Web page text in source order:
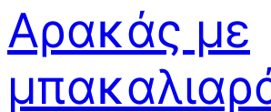
Αρακάς με